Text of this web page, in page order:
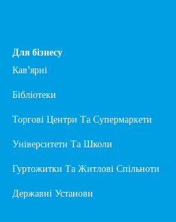
Для бізнесу
Кав'ярні
Бібліотеки
Торгові Центри Та Супермаркети
Університети Та Школи
Гуртожитки Та Житлові Спільноти
Державні Установи